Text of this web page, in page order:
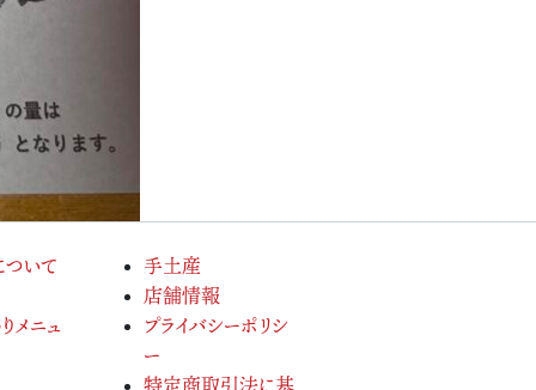
いて
メニュ
手土産
店舗情報
プライバシーポリシ
ー